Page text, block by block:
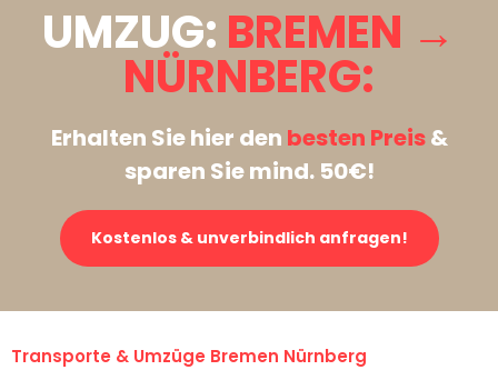
UMZUG: BREMEN →
NÜRNBERG:
Erhalten Sie hier den besten Preis&
sparen Sie mind. 50€!
Kostenlos & unverbindlich anfragen!
Transporte & Umzüge Bremen Nürnberg